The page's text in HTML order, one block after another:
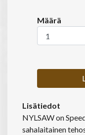
Määrä
Lisätiedot
NYLSAW on
sahalaitainen